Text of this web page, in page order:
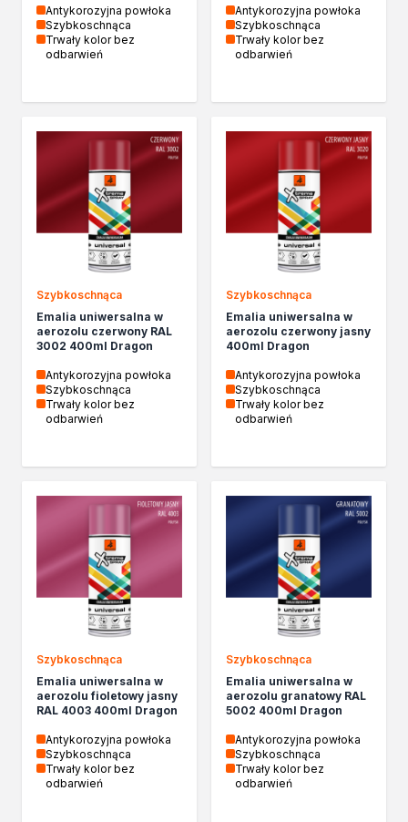
Biopaliwa do biokominków
Akcja Zima
Poznaj Dragona
Akademia Dragona
Społeczna odpowiedzialność
Praktyki zawodowe
Znajdź rozwiązanie
Ekspert radzi
Mistrz w 5 krokach
Kontakt
Antykorozyjna powłoka
Szybkoschnąca
Trwały kolor bez
odbarwień
Antykorozyjna powłoka
Szybkoschnąca
Trwały kolor bez
odbarwień
Szybkoschnąca
Emalia uniwersalna w
aerozolu czerwony RAL
3002 400ml Dragon
Antykorozyjna powłoka
Szybkoschnąca
Trwały kolor bez
odbarwień
Szybkoschnąca
Emalia uniwersalna w
aerozolu czerwony jasny
400ml Dragon
Antykorozyjna powłoka
Szybkoschnąca
Trwały kolor bez
odbarwień
Szybkoschnąca
Emalia uniwersalna w
aerozolu fioletowy jasny
RAL 4003 400ml Dragon
Antykorozyjna powłoka
Szybkoschnąca
Trwały kolor bez
odbarwień
Szybkoschnąca
Emalia uniwersalna w
aerozolu granatowy RAL
5002 400ml Dragon
Antykorozyjna powłoka
Szybkoschnąca
Trwały kolor bez
odbarwień